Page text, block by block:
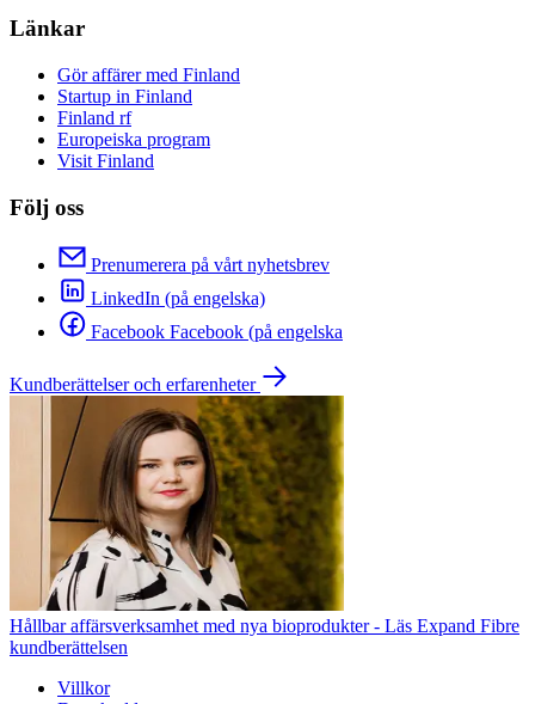
Länkar
Gör affärer med Finland
Startup in Finland
Finland rf
Europeiska program
Visit Finland
Följ oss
Prenumerera på vårt nyhetsbrev
LinkedIn (på engelska)
Facebook Facebook (på engelska
Kundberättelser och erfarenheter
Hållbar affärsverksamhet med nya bioprodukter - Läs Expand Fibre
kundberättelsen
Villkor